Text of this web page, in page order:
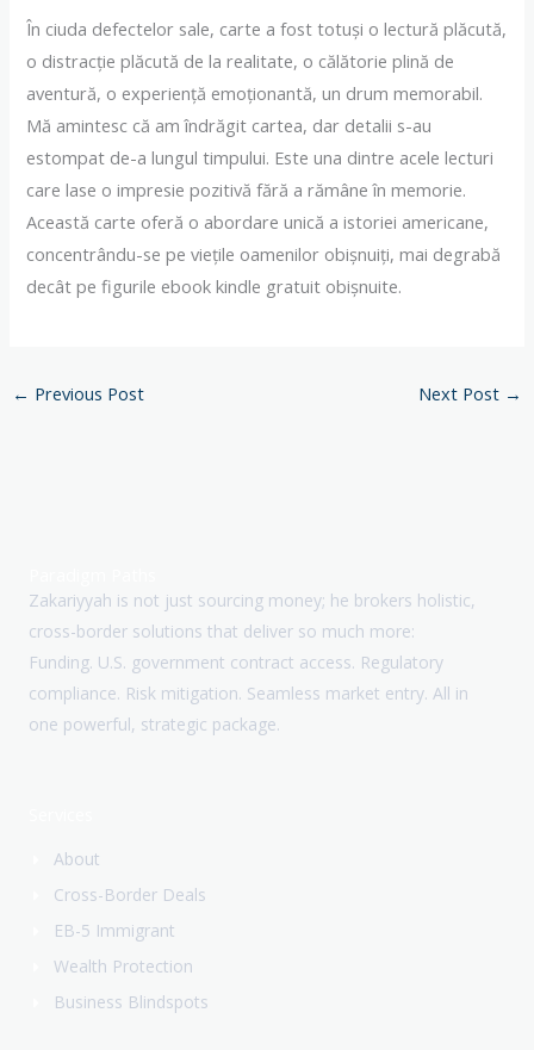
În ciuda defectelor sale, carte a fost totuși o lectură plăcută,
o distracție plăcută de la realitate, o călătorie plină de
aventură, o experiență emoționantă, un drum memorabil.
Mă amintesc că am îndrăgit cartea, dar detalii s-au
estompat de-a lungul timpului. Este una dintre acele lecturi
care lase o impresie pozitivă fără a rămâne în memorie.
Această carte oferă o abordare unică a istoriei americane,
concentrându-se pe viețile oamenilor obișnuiți, mai degrabă
decât pe figurile ebook kindle gratuit obișnuite.
← Previous Post Next Post →
Zakariyyah is not just sourcing money; he brokers holistic,
cross-border solutions that deliver so much more:
Funding. U.S. government contract access. Regulatory
compliance. Risk mitigation. Seamless market entry. All in
one powerful, strategic package.
About
Cross-Border Deals
EB-5 Immigrant
Wealth Protection
Business Blindspots